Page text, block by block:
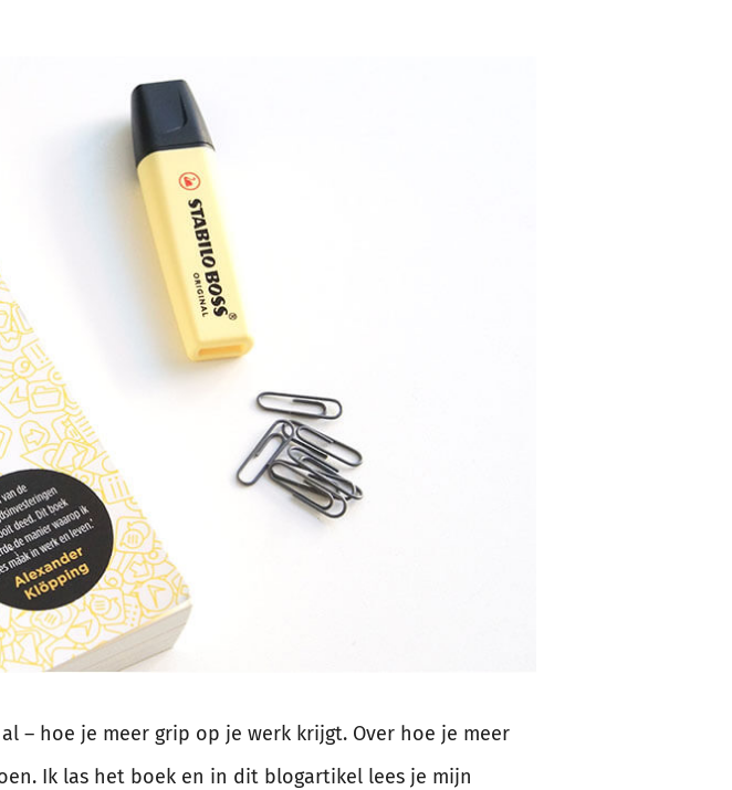
– hoe je meer grip op je werk krijgt. Over hoe je meer
Ik las het boek en in dit blogartikel lees je mijn